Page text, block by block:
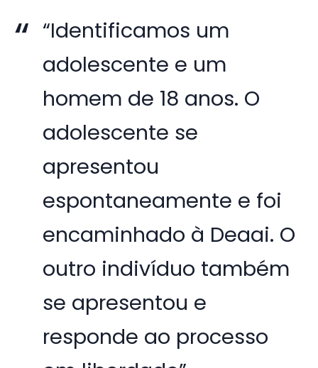
“Identificamos um
adolescente e um
homem de 18 anos. O
adolescente se
apresentou
espontaneamente e foi
encaminhado à Deaai. O
outro indivíduo também
se apresentou e
responde ao processo